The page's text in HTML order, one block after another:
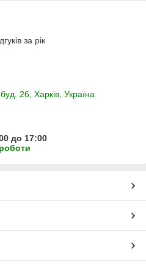
за рік
26, Харків, Україна
до 17:00